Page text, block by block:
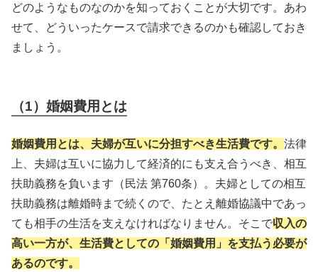
どのようなものなのかを知っておくことが大切です。あわ
せて、どういったケースで請求できるのかも確認しておき
ましょう。
（1）婚姻費用とは
婚姻費用とは、夫婦が互いに分担すべき生活費です。 法律
上、夫婦は互いに協力して経済的にも支え合うべき、相互
扶助義務を負います（民法 第760条）。夫婦としての相互
扶助義務は離婚時まで続くので、たとえ離婚協議中であっ
ても相手の生活を支えなければなりません。そこで収入の
高い一方が、生活費としての「婚姻費用」を支払う必要が
あるのです。